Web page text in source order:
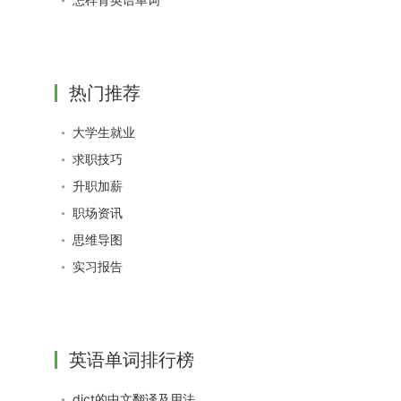
热门推荐
大学生就业
求职技巧
升职加薪
职场资讯
思维导图
实习报告
英语单词排行榜